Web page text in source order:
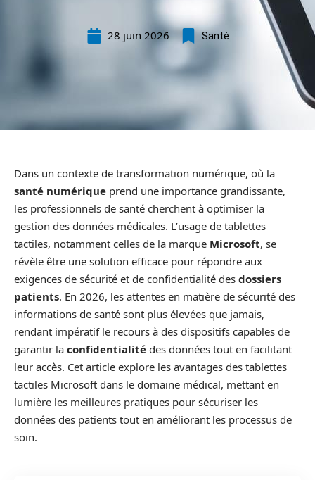
28 juin 2026 Santé
Dans un contexte de transformation numérique, où la
santé numérique prend une importance grandissante,
les professionnels de santé cherchent à optimiser la
gestion des données médicales. L’usage de tablettes
tactiles, notamment celles de la marque Microsoft, se
révèle être une solution efficace pour répondre aux
exigences de sécurité et de confidentialité des dossiers
patients. En 2026, les attentes en matière de sécurité des
informations de santé sont plus élevées que jamais,
rendant impératif le recours à des dispositifs capables de
garantir la confidentialité des données tout en facilitant
leur accès. Cet article explore les avantages des tablettes
tactiles Microsoft dans le domaine médical, mettant en
lumière les meilleures pratiques pour sécuriser les
données des patients tout en améliorant les processus de
soin.